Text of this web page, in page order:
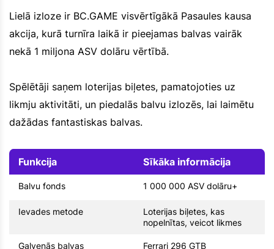
Lielā izloze ir BC.GAME visvērtīgākā Pasaules kausa
akcija, kurā turnīra laikā ir pieejamas balvas vairāk
nekā 1 miljona ASV dolāru vērtībā.
Spēlētāji saņem loterijas biļetes, pamatojoties uz
likmju aktivitāti, un piedalās balvu izlozēs, lai laimētu
dažādas fantastiskas balvas.
Funkcija Sīkāka informācija
Balvu fonds 1 000 000 ASV dolāru+
Ievades metode
Loterijas biļetes, kas
nopelnītas, veicot likmes
Galvenās balvas Ferrari 296 GTB